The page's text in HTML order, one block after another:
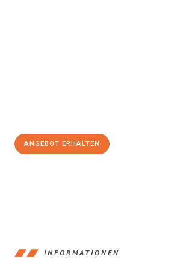
ANGEBOT ERHALTEN
INFORMATIONEN